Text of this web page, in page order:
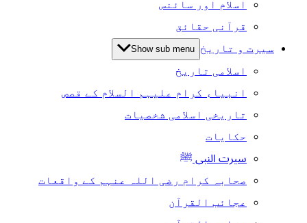
اسلام اور سائنس
قرآنی حقائق
سیرت و تاریخ Show sub menu
اسلامی تاریخ
انبیاء کرام علیہم السلام کے قصص
تاریخی اسلامی شخصیات
حکایات
سیرت النبی ﷺ
صحابہ کرام رضی اللہ عنہم کے واقعات
عجائب القرآن